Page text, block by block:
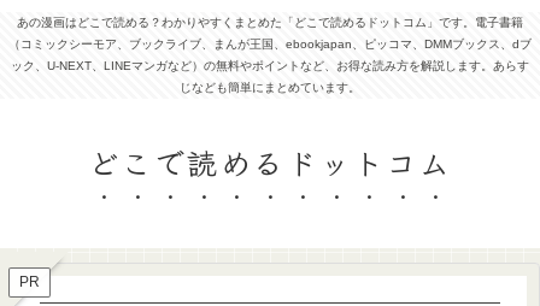
あの漫画はどこで読める？わかりやすくまとめた「どこで読めるドットコム」です。電子書籍
（コミックシーモア、ブックライブ、まんが王国、ebookjapan、ピッコマ、DMMブックス、dブ
ック、U-NEXT、LINEマンガなど）の無料やポイントなど、お得な読み方を解説します。あらす
じなども簡単にまとめています。
どこで読めるドットコム
PR